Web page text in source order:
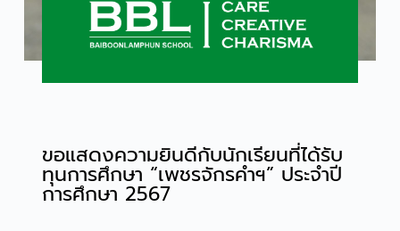
ขอแสดงความยินดีกับนักเรียนที่ได้รับ
ทุนการศึกษา “เพชรจักรคำฯ” ประจำปี
การศึกษา 2567